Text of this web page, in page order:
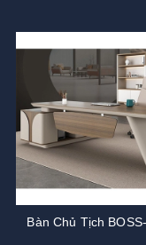
Bàn Chủ Tịch